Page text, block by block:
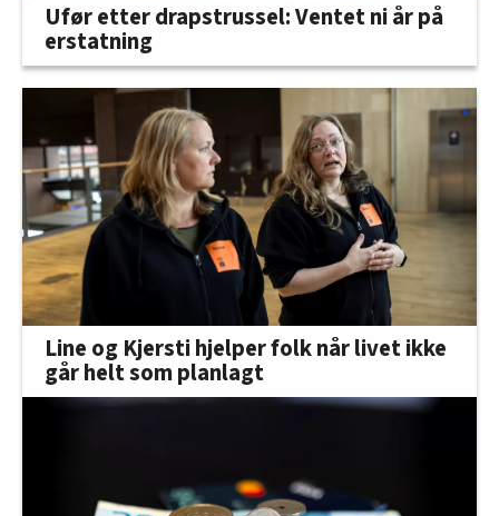
Ufør etter drapstrussel: Ventet ni år på
erstatning
Line og Kjersti hjelper folk når livet ikke
går helt som planlagt